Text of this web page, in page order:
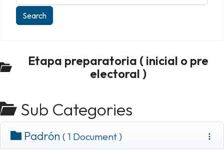
Etapa preparatoria ( inicial o pre
electoral )
Sub Categories
Padrón ( 1 Document )